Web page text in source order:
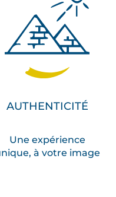
AUTHENTICITÉ
Une expérience
à votre image